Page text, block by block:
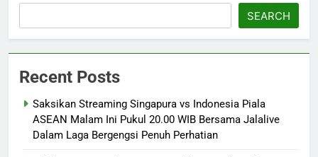
SEARCH
Recent Posts
Saksikan Streaming Singapura vs Indonesia Piala
ASEAN Malam Ini Pukul 20.00 WIB Bersama Jalalive
Dalam Laga Bergengsi Penuh Perhatian